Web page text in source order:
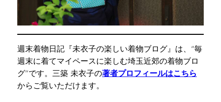
週末着物日記『未衣子の楽しい着物ブログ』は、“毎
週末に着てマイペースに楽しむ埼玉近郊の着物ブロ
グ”です。三築 未衣子の著者プロフィールはこちら
からご覧いただけます。